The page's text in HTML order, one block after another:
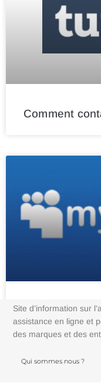
Comment
Comment
Site d’information sur
assistance en ligne et
des marques et des
Qui sommes nous ?